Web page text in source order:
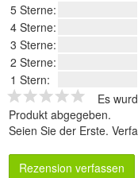
5 Sterne:
4 Sterne:
3 Sterne:
2 Sterne:
1 Stern:
Es
Produkt abgegeben.
Seien Sie der Erste.
Rezension verfassen